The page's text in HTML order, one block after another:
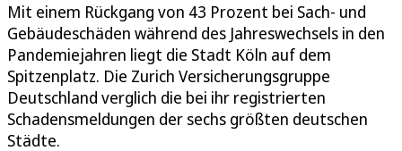
Mit einem Rückgang von 43 Prozent bei Sach- und
Gebäudeschäden während des Jahreswechsels in den
Pandemiejahren liegt die Stadt Köln auf dem
Spitzenplatz. Die Zurich Versicherungsgruppe
Deutschland verglich die bei ihr registrierten
Schadensmeldungen der sechs größten deutschen
Städte.